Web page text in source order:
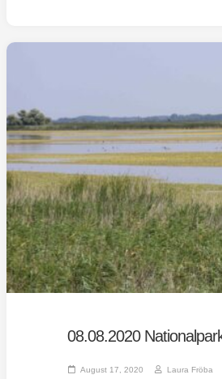
08.08.2020
August 17, 2020 Laura Fröba